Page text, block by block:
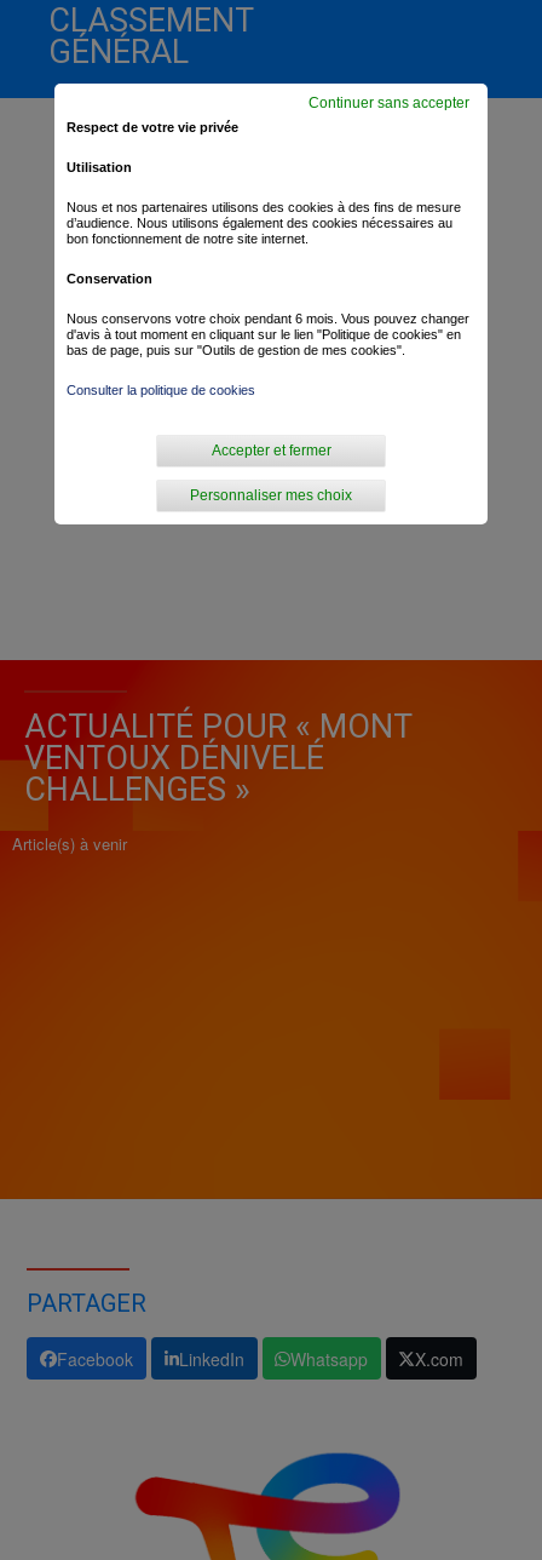
CLASSEMENT
GÉNÉRAL
ACTUALITÉ POUR « MONT
VENTOUX DÉNIVELÉ
CHALLENGES »
Article(s) à venir
PARTAGER
Facebook LinkedIn Whatsapp X.com
Respect de votre vie privée
Utilisation
Nous et nos partenaires utilisons des cookies à des fins de mesure
d’audience. Nous utilisons également des cookies nécessaires au
bon fonctionnement de notre site internet.
Conservation
Nous conservons votre choix pendant 6 mois. Vous pouvez changer
d'avis à tout moment en cliquant sur le lien "Politique de cookies" en
bas de page, puis sur "Outils de gestion de mes cookies".
Consulter la politique de cookies
Personnaliser mes choix
Accepter et fermer
Continuer sans accepter